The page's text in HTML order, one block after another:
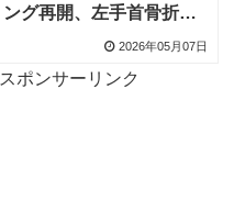
ング再開、左手首骨折か
ら驚異の回復で「夏に全
2026年05月07日
スポンサーリンク